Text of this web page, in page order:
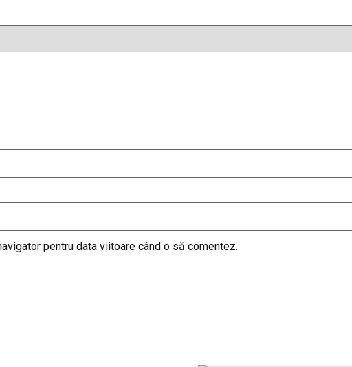
pentru data viitoare când o să comentez.